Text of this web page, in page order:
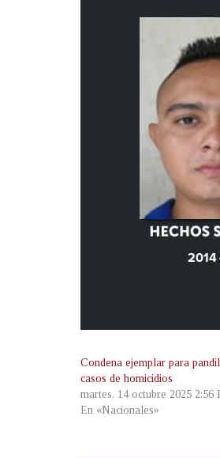
Condena ejemplar para
casos de homicidios
martes, 14 octubre 2025 2:56
En «Nacionales»